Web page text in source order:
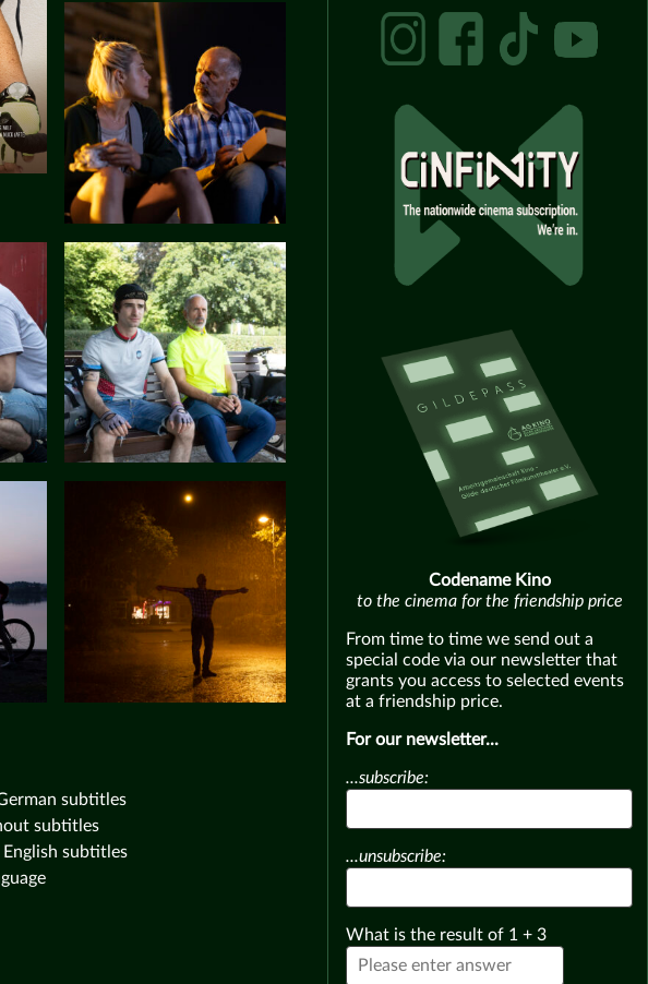
subtitles
subtitles
subtitles
Codename Kino
to the cinema for the friendship price
From time to time we send out a
special code via our newsletter that
grants you access to selected events
at a friendship price.
For our newsletter...
...subscribe:
...unsubscribe:
What is the result of 1 + 3